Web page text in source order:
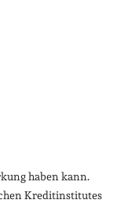
haben kann.
Kreditinstitutes